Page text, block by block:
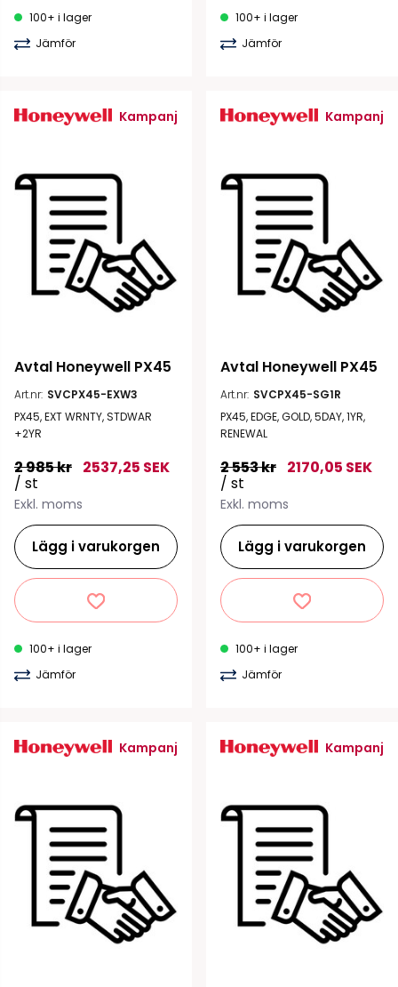
100+ i lager
Jämför
100+ i lager
Jämför
Kampanj
Avtal Honeywell PX45
Art.nr: SVCPX45-EXW3
PX45, EXT WRNTY, STDWAR
+2YR
2 985 kr 2537,25 SEK
/ st
Exkl. moms
Lägg i varukorgen
100+ i lager
Jämför
Kampanj
Avtal Honeywell PX45
Art.nr: SVCPX45-SG1R
PX45, EDGE, GOLD, 5DAY, 1YR,
RENEWAL
2 553 kr 2170,05 SEK
/ st
Exkl. moms
Lägg i varukorgen
100+ i lager
Jämför
Kampanj Kampanj